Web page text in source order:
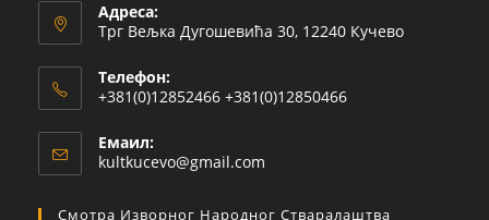
Адреса:
Трг Вељка Дугошевића 30, 12240 Кучево
Телефон:
+381(0)12852466 +381(0)12850466
Емаил:
kultkucevo@gmail.com
Смотра Изворног Народног Стваралаштва